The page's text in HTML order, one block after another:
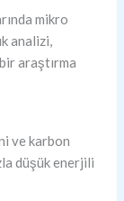
mikro
analizi,
araştırma
ve karbon
düşük enerjili